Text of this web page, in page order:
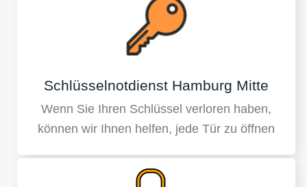
Schlüsselnotdienst Hamburg Mitte
Wenn Sie Ihren Schlüssel verloren haben,
können wir Ihnen helfen, jede Tür zu öffnen